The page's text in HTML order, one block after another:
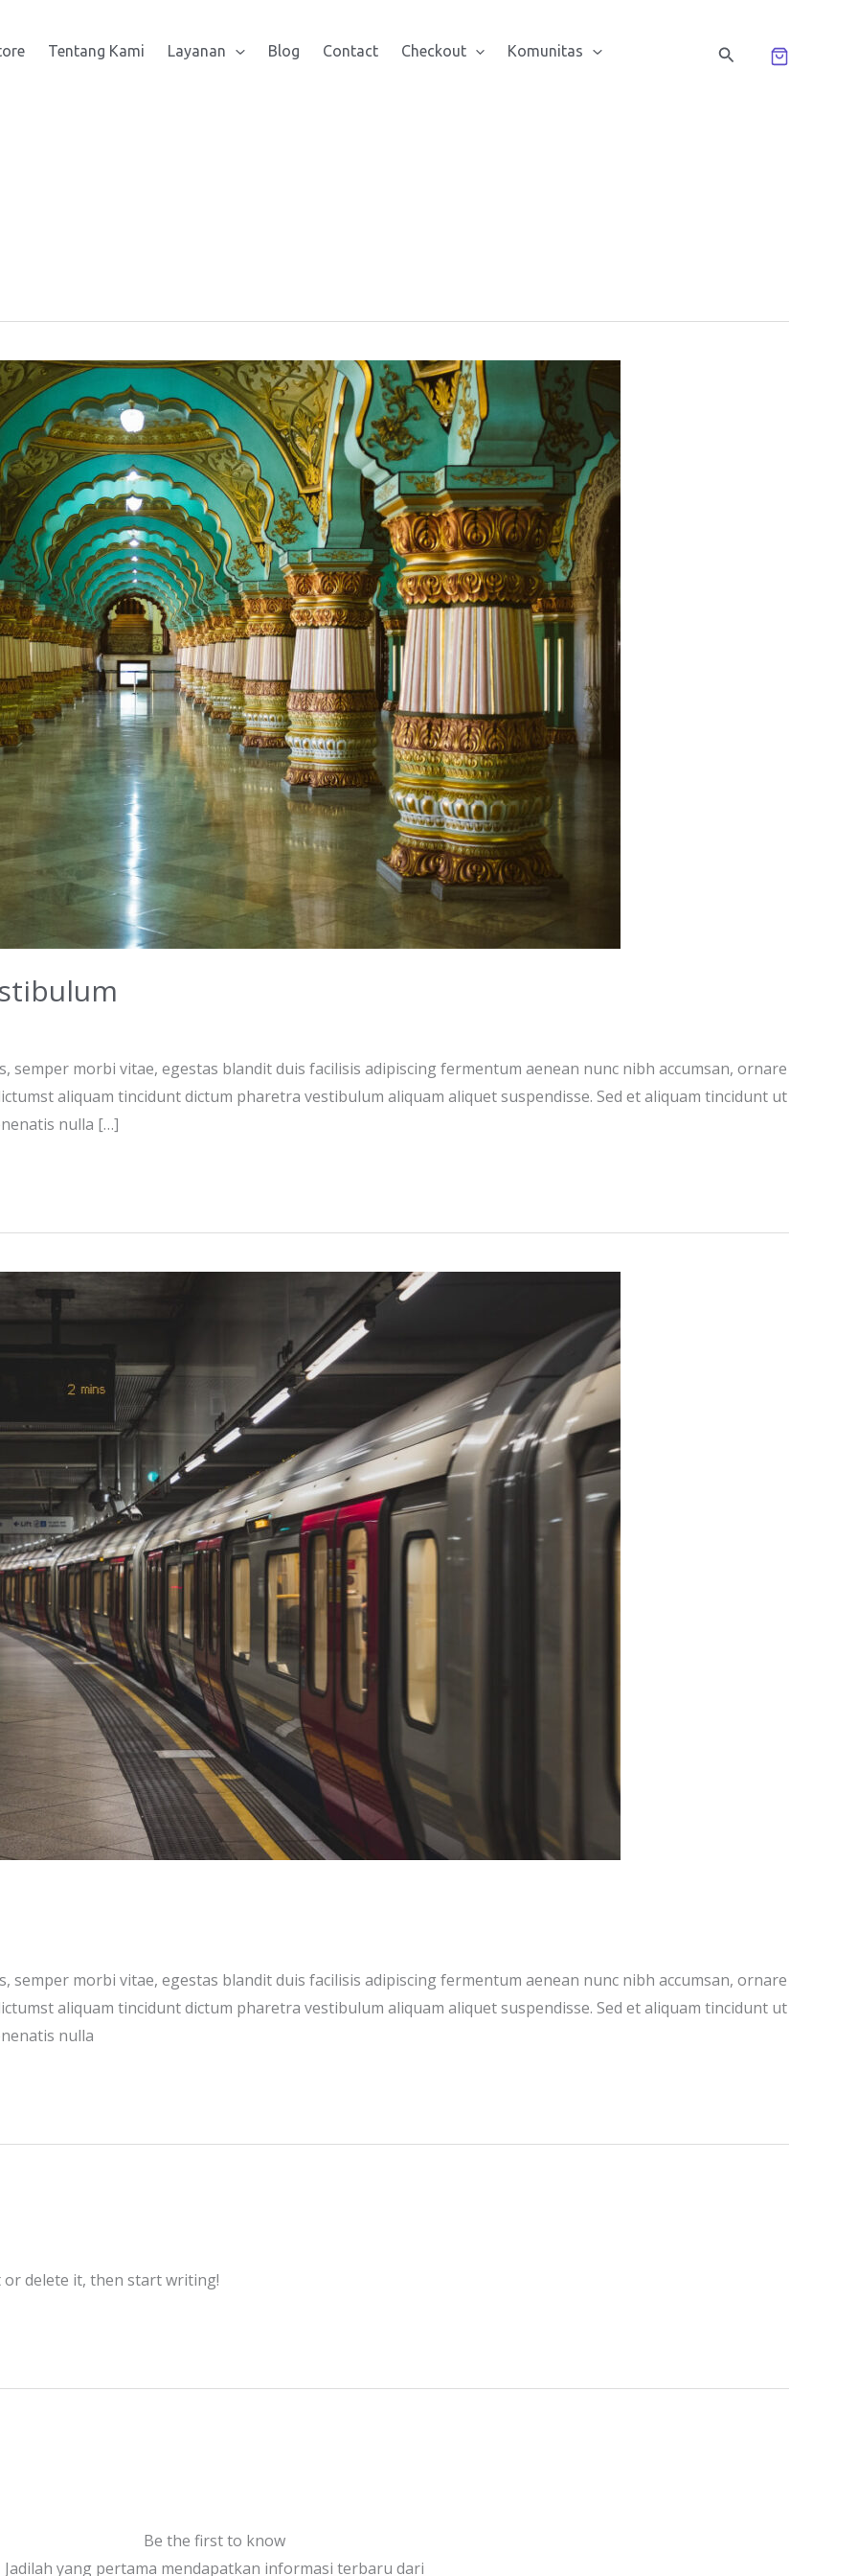
Tentang Kami Layanan Blog Contact Checkout Komunitas Cari
semper morbi vitae, egestas blandit duis facilisis adipiscing fermentum aenean nunc nibh accumsan, ornare
aliquam tincidunt dictum pharetra vestibulum aliquam aliquet suspendisse. Sed et aliquam tincidunt ut
nulla […]
semper morbi vitae, egestas blandit duis facilisis adipiscing fermentum aenean nunc nibh accumsan, ornare
aliquam tincidunt dictum pharetra vestibulum aliquam aliquet suspendisse. Sed et aliquam tincidunt ut
nulla
or delete it, then start writing!
Be the first to know
Jadilah yang pertama mendapatkan informasi terbaru dari